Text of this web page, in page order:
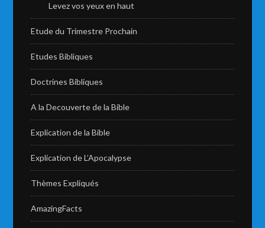
Levez vos yeux en haut
Etude du Trimestre Prochain
Etudes Bibliques
Doctrines Bibliques
A la Decouverte de la Bible
Explication de la Bible
Explication de L’Apocalypse
Thèmes Expliqués
AmazingFacts